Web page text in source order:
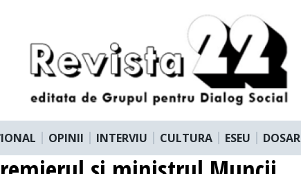
OPINII INTERVIU CULTURA ESEU DOSAR